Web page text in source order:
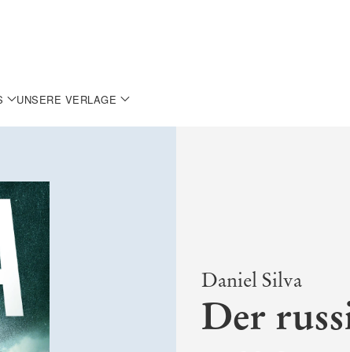
UNSERE VERLAGE
Daniel Silva
Der